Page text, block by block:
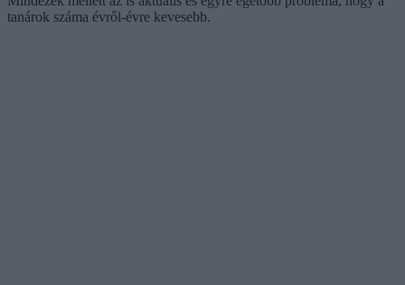
tanárok száma évről-évre kevesebb.